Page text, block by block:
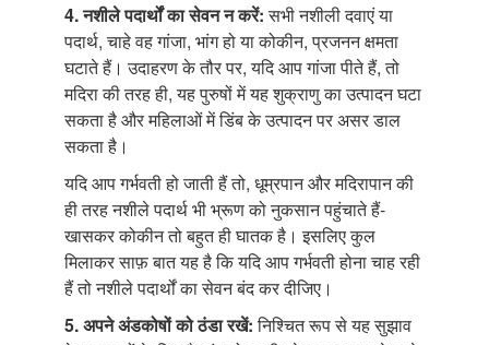
4. नशीलेपदार्थों का सेवन न करें:सभी नशीली दवाएं या
पदार्थ, चाहे वह गांजा, भांग हो या कोकीन, प्रजनन क्षमता
घटाते हैं। उदाहरण के तौर पर, यदि आप गांजा पीते हैं, तो
मदिरा की तरह ही, यह पुरुषों में यह शुक्राणु का उत्पादन घटा
सकता है और महिलाओं में डिंब के उत्पादन पर असर डाल
सकता है।
यदि आप गर्भवती हो जाती हैं तो, धूम्रपान और मदिरापान की
ही तरह नशीले पदार्थ भी भ्रूण को नुकसान पहुंचाते हैं-
खासकर कोकीन तो बहुत ही घातक है। इसलिए कुल
मिलाकर साफ़ बात यह है कि यदि आप गर्भवती होना चाह रही
हैं तो नशीले पदार्थों का सेवन बंद कर दीजिए।
5. अपने अंडकोषोंको ठंडा रखें:निश्चित रूप से यह सुझाव